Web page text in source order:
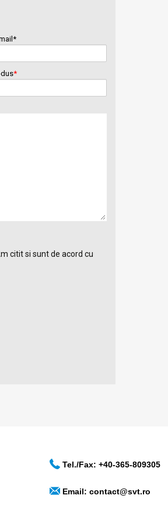
*
citit si sunt de acord cu
Tel./Fax: +40-365-809305
Email: contact@svt.ro